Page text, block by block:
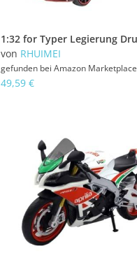
von RHUIMEI
gefunden bei Amazon Marketplace
49,59 €